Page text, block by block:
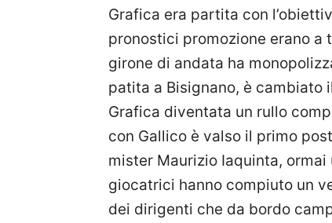
Grafica era partita con
pronostici promozione erano a
girone di andata ha
patita a Bisignano, è cambiato
Grafica diventata un rullo
con Gallico è valso il primo
mister Maurizio Iaquinta,
giocatrici hanno compiuto un
dei dirigenti che da bordo